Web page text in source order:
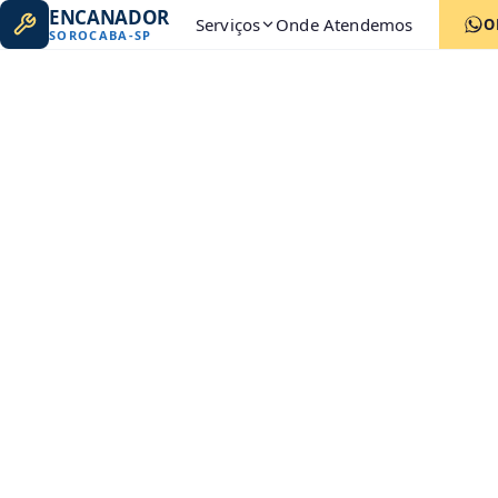
ENCANADOR
SOROCABA-SP Serviços Onde Atendemos